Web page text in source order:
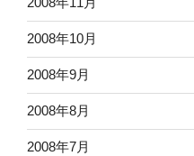
2008年10月
2008年9月
2008年8月
2008年7月